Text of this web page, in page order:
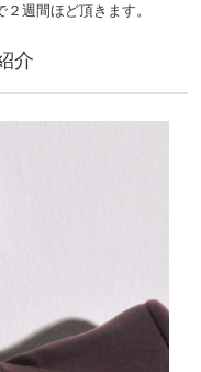
週間ほど頂きます。
介